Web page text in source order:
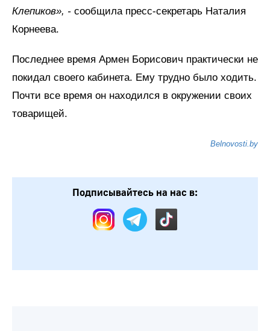
Клепиков», - сообщила пресс-секретарь Наталия
Корнеева.
Последнее время Армен Борисович практически не
покидал своего кабинета. Ему трудно было ходить.
Почти все время он находился в окружении своих
товарищей.
Belnovosti.by
Подписывайтесь на нас в: